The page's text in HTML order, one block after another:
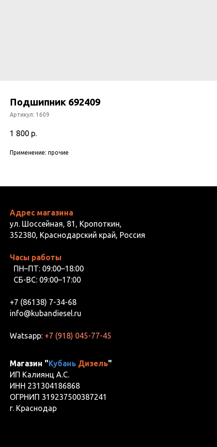
Подшипник 692409
Артикул: 1609
1 800 р.
Применение: прочие
Адрес магазина
ул. Шоссейная, 81, Кропоткин,
352380, Краснодарский край, Россия
Часы работы
ПН–ПТ: 09:00–18:00
СБ-ВС: 09:00–17:00
+7 (86138) 7-34-68
info@kubandiesel.ru
Watsapp: +7 (918) 045-77-45
Магазин "Кубань Дизель"
ИП Калиянц А.С.
ИНН 231304186868
ОГРНИП 319237500387241
г. Краснодар